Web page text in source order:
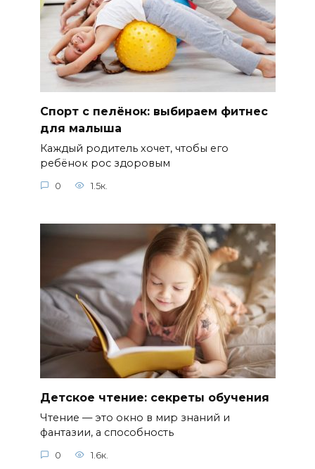
Спорт с пелёнок: выбираем фитнес
для малыша
Каждый родитель хочет, чтобы его
ребёнок рос здоровым
0 1.5к.
Детское чтение: секреты обучения
Чтение — это окно в мир знаний и
фантазии, а способность
0 1.6к.